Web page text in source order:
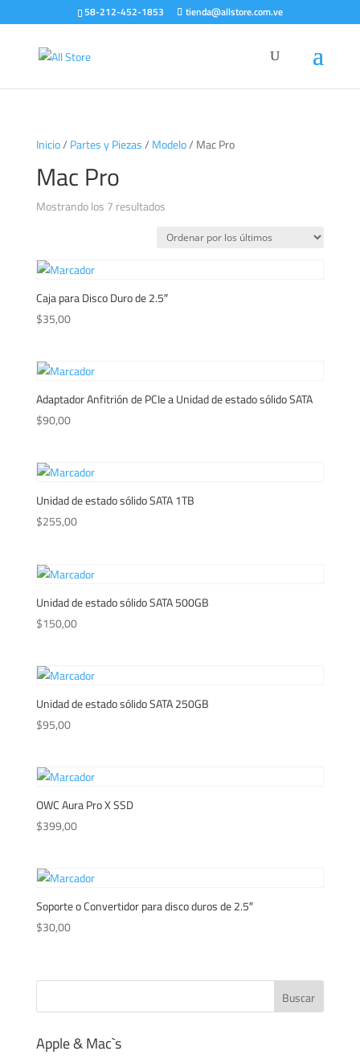
58-212-452-1853 tienda@allstore.com.ve
Inicio/ Partes y Piezas/ Modelo/ Mac Pro
Mac Pro
Mostrando los 7 resultadosOrdenado
los
Caja para Disco Duro de 2.5″
$35,00
Adaptador Anfitrión de PCIe a Unidad de estado sólido SATA
$90,00
Unidad de estado sólido SATA 1TB
$255,00
Unidad de estado sólido SATA 500GB
$150,00
Unidad de estado sólido SATA 250GB
$95,00
OWC Aura Pro X SSD
$399,00
Soporte o Convertidor para disco duros de 2.5″
$30,00
Apple & Mac`s